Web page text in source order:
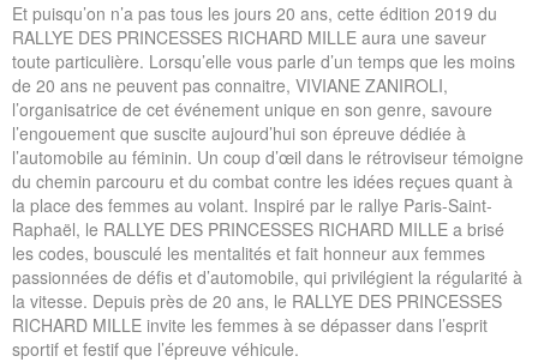
Et puisqu’on n’a pas tous les jours 20 ans, cette édition 2019 du
RALLYE DES PRINCESSES RICHARD MILLE aura une saveur
toute particulière. Lorsqu’elle vous parle d’un temps que les moins
de 20 ans ne peuvent pas connaitre, VIVIANE ZANIROLI,
l’organisatrice de cet événement unique en son genre, savoure
l’engouement que suscite aujourd’hui son épreuve dédiée à
l’automobile au féminin. Un coup d’œil dans le rétroviseur témoigne
du chemin parcouru et du combat contre les idées reçues quant à
la place des femmes au volant. Inspiré par le rallye Paris-Saint-
Raphaël, le RALLYE DES PRINCESSES RICHARD MILLE a brisé
les codes, bousculé les mentalités et fait honneur aux femmes
passionnées de défis et d’automobile, qui privilégient la régularité à
la vitesse. Depuis près de 20 ans, le RALLYE DES PRINCESSES
RICHARD MILLE invite les femmes à se dépasser dans l’esprit
sportif et festif que l’épreuve véhicule.